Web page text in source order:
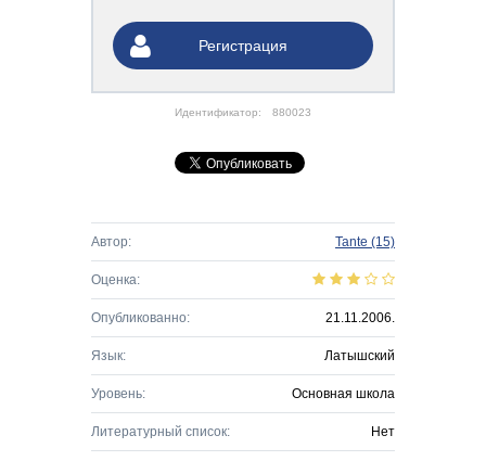
Регистрация
Идентификатор: 880023
Автор: Tante (15)
Оценка:
Опубликованно: 21.11.2006.
Язык: Латышский
Уровень: Основная школа
Литературный список: Нет